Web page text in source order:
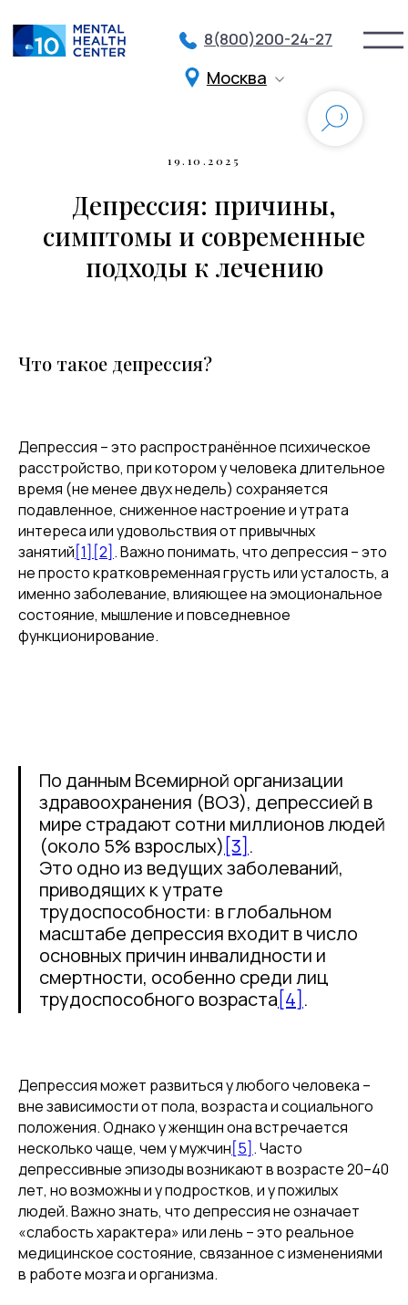
8(800)200-24-27
Записаться на прием
Специалисты
Франшиза
Подарите заботу и поддержку близким
Подарочная карта на психологические
консультации — это ценный вклад
в эмоциональное благополучие ваших
близких.
ПРИОБРЕСТИ
19.10.2025
Депрессия: причины,
симптомы и современные
подходы к лечению
Что такое депрессия?
Депрессия – это распространённое психическое
расстройство, при котором у человека длительное
время (не менее двух недель) сохраняется
подавленное, сниженное настроение и утрата
интереса или удовольствия от привычных
занятий[1] [2] . Важно понимать, что депрессия – это
не просто кратковременная грусть или усталость, а
именно заболевание, влияющее на эмоциональное
состояние, мышление и повседневное
функционирование.
По данным Всемирной организации
здравоохранения (ВОЗ), депрессией в
мире страдают сотни миллионов людей
(около 5% взрослых) [3] .
Это одно из ведущих заболеваний,
приводящих к утрате
трудоспособности: в глобальном
масштабе депрессия входит в число
основных причин инвалидности и
смертности, особенно среди лиц
трудоспособного возраста [4] .
Депрессия может развиться у любого человека –
вне зависимости от пола, возраста и социального
положения. Однако у женщин она встречается
несколько чаще, чем у мужчин[5] . Часто
депрессивные эпизоды возникают в возрасте 20–40
лет, но возможны и у подростков, и у пожилых
людей. Важно знать, что депрессия не означает
«слабость характера» или лень – это реальное
медицинское состояние, связанное с изменениями
в работе мозга и организма.